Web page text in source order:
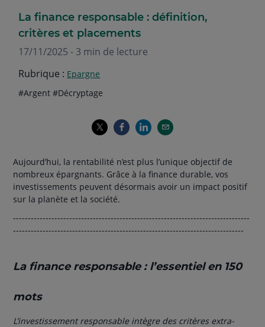
La finance responsable : définition,
critères et placements
17/11/2025 - 3 min de lecture
Rubrique : Epargne
Thématiques
hashtag
#Argenthashtag
#Décryptage
Aujourd’hui, la rentabilité n’est plus l’unique objectif de
nombreux épargnants. Grâce à la finance durable, vos
investissements peuvent désormais avoir un impact positif
sur la planète et la société.
--------------------------------------------------------------------------------
------------------------------------------------------------------------------
La finance responsable : l’essentiel en 150
mots
L’investissement responsable intègre des critères extra-